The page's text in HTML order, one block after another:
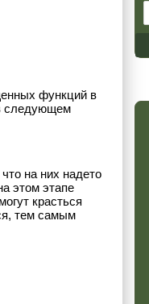
функций в
следующем
на них надето
этом этапе
красться
тем самым